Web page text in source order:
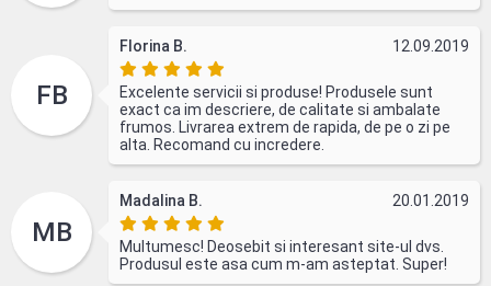
FB
Florina B. 12.09.2019
Excelente servicii si produse! Produsele sunt
exact ca im descriere, de calitate si ambalate
frumos. Livrarea extrem de rapida, de pe o zi pe
alta. Recomand cu incredere.
MB
Madalina B. 20.01.2019
Multumesc! Deosebit si interesant site-ul dvs.
Produsul este asa cum m-am asteptat. Super!